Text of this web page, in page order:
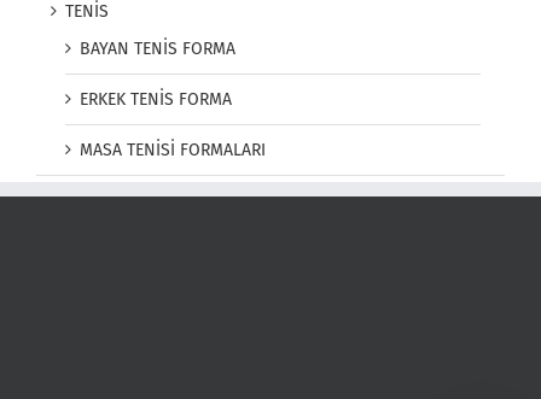
TENİS
BAYAN TENİS FORMA
ERKEK TENİS FORMA
MASA TENİSİ FORMALARI